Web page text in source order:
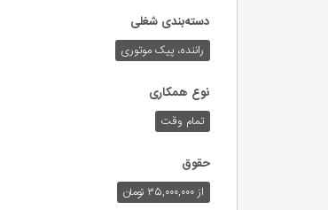
دسته‌بندی شغلی
راننده، پیک موتوری
نوع همکاری
تمام وقت
حقوق
از ۳۵,۰۰۰,۰۰۰ تومان